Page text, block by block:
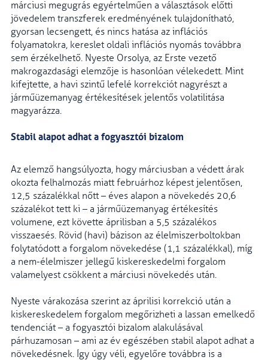
márciusi megugrás egyértelműen a választások előtti
jövedelem transzferek eredményének tulajdonítható,
gyorsan lecsengett, és nincs hatása az inflációs
folyamatokra, kereslet oldali inflációs nyomás továbbra
sem érzékelhető. Nyeste Orsolya, az Erste vezető
makrogazdasági elemzője is hasonlóan vélekedett. Mint
kifejtette, a havi szintű lefelé korrekciót nagyrészt a
járműüzemanyag értékesítések jelentős volatilitása
magyarázza.
Stabil alapot adhat a fogyasztói bizalom
Az elemző hangsúlyozta, hogy márciusban a védett árak
okozta felhalmozás miatt februárhoz képest jelentősen,
12,5 százalékkal nőtt – éves alapon a növekedés 20,6
százalékot tett ki – a járműüzemanyag értékesítés
volumene, ezt követte áprilisban a 5,5 százalékos
visszaesés. Rövid (havi) bázison az élelmiszerboltokban
folytatódott a forgalom növekedése (1,1 százalékkal), míg
a nem-élelmiszer jellegű kiskereskedelmi forgalom
valamelyest csökkent a márciusi növekedés után.
Nyeste várakozása szerint az áprilisi korrekció után a
kiskereskedelem forgalom megőrizheti a lassan emelkedő
tendenciát – a fogyasztói bizalom alakulásával
párhuzamosan – ami az év egészében stabil alapot adhat a
növekedésnek. Így úgy véli, egyelőre továbbra is a